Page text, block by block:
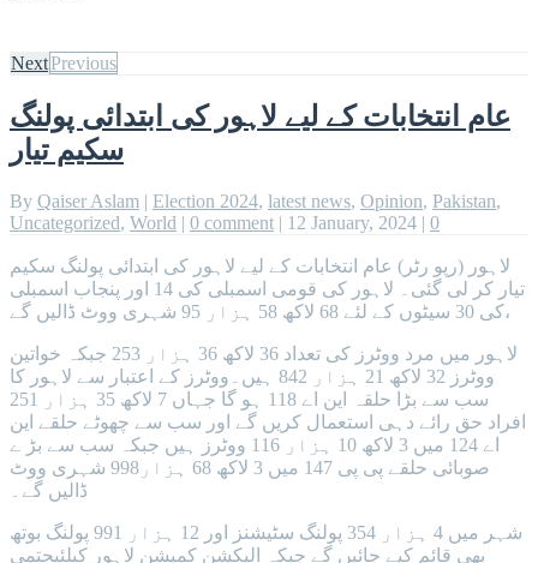
NextPrevious
عام انتخابات کے لیے لاہور کی ابتدائی پولنگ
سکیم تیار
By Qaiser Aslam | Election 2024, latest news, Opinion, Pakistan,
Uncategorized, World | 0 comment | 12 January, 2024 | 0
لاہور (رپو رٹر) عام انتخابات کے لیے لاہور کی ابتدائی پولنگ سکیم
تیار کر لی گئی۔ لاہور کی قومی اسمبلی کی 14 اور پنجاب اسمبلی
کی 30 سیٹوں کے لئے 68 لاکھ 58 ہزار 95 شہری ووٹ ڈالیں گے،
لاہور میں مرد ووٹرز کی تعداد 36 لاکھ 36 ہزار 253 جبکہ خواتین
ووٹرز 32 لاکھ 21 ہزار 842 ہیں۔ووٹرز کے اعتبار سے لاہور کا
سب سے بڑا حلقہ این اے 118 ہو گا جہاں 7 لاکھ 35 ہزار 251
افراد حق رائے دہی استعمال کریں گے اور سب سے چھوٹے حلقے این
اے 124 میں 3 لاکھ 10 ہزار 116 ووٹرز ہیں جبکہ سب سے بڑ ے
صوبائی حلقے پی پی 147 میں 3 لاکھ 68 ہزار998 شہری ووٹ
ڈالیں گے۔
شہر میں 4 ہزار 354 پولنگ سٹیشنز اور 12 ہزار 991 پولنگ بوتھ
بھی قائم کیے جائیں گے جبکہ الیکشن کمیشن لاہور کیلئیحتمی